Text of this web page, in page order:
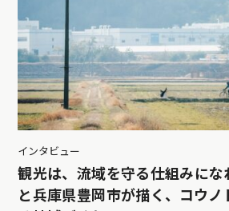
インタビュー
観光は、流域を守る仕組みにな
と兵庫県豊岡市が描く、コウノ